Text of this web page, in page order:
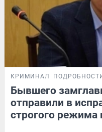
КРИМИНАЛ
Бывшего
отправили в
строгого режима